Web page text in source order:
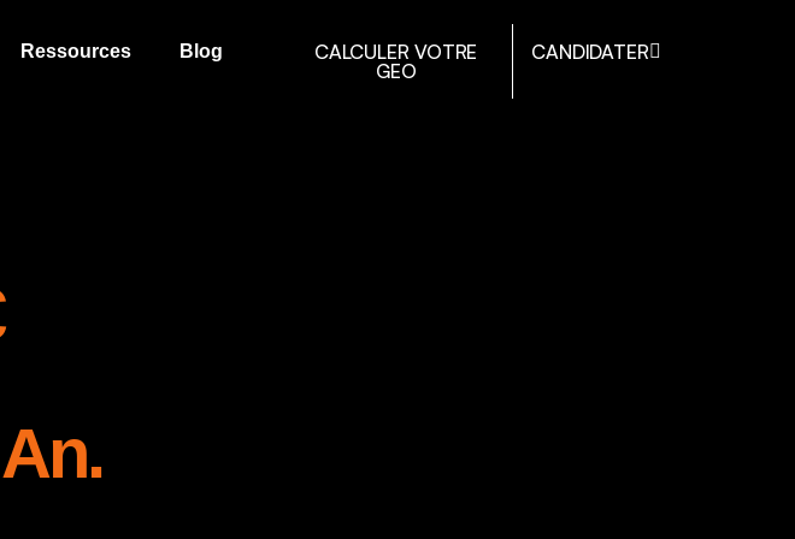
Ressources Blog
CALCULER VOTRE
GEO
CANDIDATER